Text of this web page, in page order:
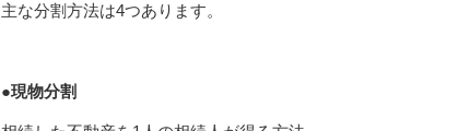
主な分割方法は4つあります。
●現物分割